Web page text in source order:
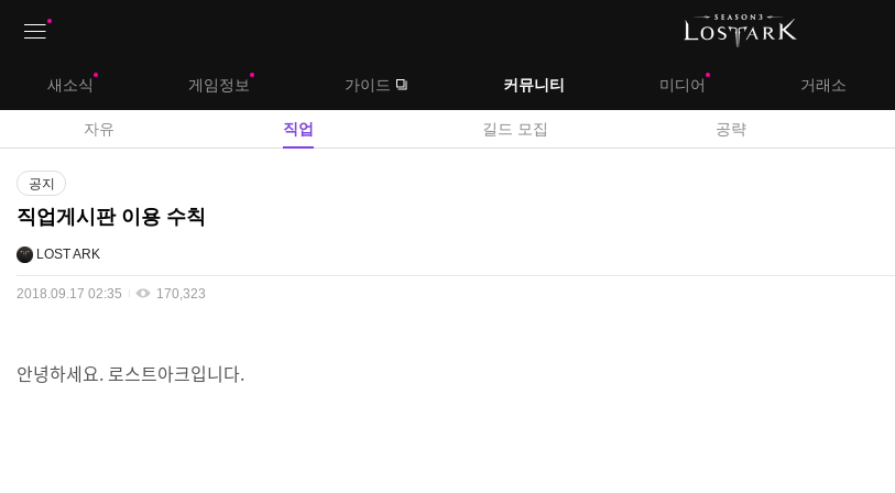
메
새소식 게임정보 가이드 커뮤니티 미디어 거래소
서
자유 직업 길드 모집 공략
게
시
판
공지
직업게시판 이용 수칙
LOST ARK
2018.09.17 02:35 170,323
안녕하세요. 로스트아크입니다.